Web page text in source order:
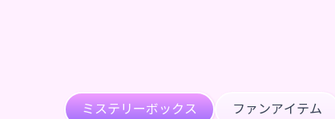
ミステリーボックス ファンアイテム